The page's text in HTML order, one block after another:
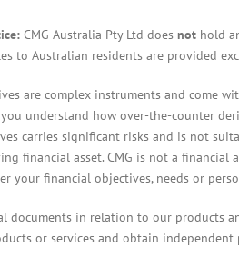
CMG Australia Pty Ltd does not hold
to Australian residents are provided
are complex instruments and come
understand how over-the-counter
carries significant risks and is not
financial asset. CMG is not a financial
your financial objectives, needs or
documents in relation to our products
or services and obtain independent